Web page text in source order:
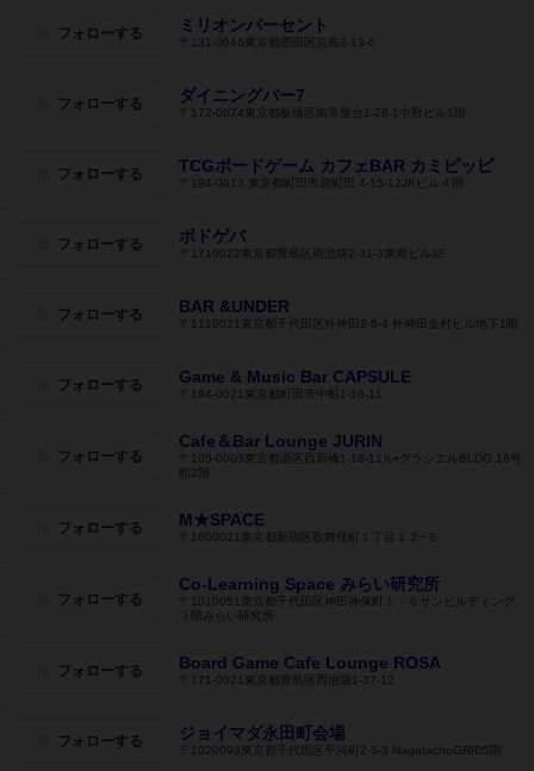
フォローする ミリオンパーセント
〒131-0046東京都墨田区京島3-13-6
フォローする ダイニングバー7
〒172-0074東京都板橋区南常盤台1-28-1中野ビル1階
フォローする TCGボードゲーム カフェBAR カミピッピ
〒194-0013 東京都町田市原町田 4-15-12JKビル４階
フォローする ボドゲバ
〒1710022東京都豊島区南池袋2-31-3東商ビル3F
フォローする BAR &UNDER
〒1110021東京都千代田区外神田2-6-4 外神田金村ビル地下1階
フォローする Game & Music Bar CAPSULE
〒194-0021東京都町田市中町1-16-11
フォローする
Cafe＆Bar Lounge JURIN
〒105-0003東京都港区西新橋1-18-11ル•グラシエルBLDG.16号
館2階
フォローする M★SPACE
〒1600021東京都新宿区歌舞伎町１丁目１２−６
フォローする
Co-Learning Space みらい研究所
〒1010051東京都千代田区神田神保町１－６サンビルディング
３階みらい研究所
フォローする Board Game Cafe Lounge ROSA
〒171-0021東京都豊島区西池袋1-37-12
フォローする ジョイマダ永田町会場
〒1020093東京都千代田区平河町2-5-3 NagatachoGRID5階